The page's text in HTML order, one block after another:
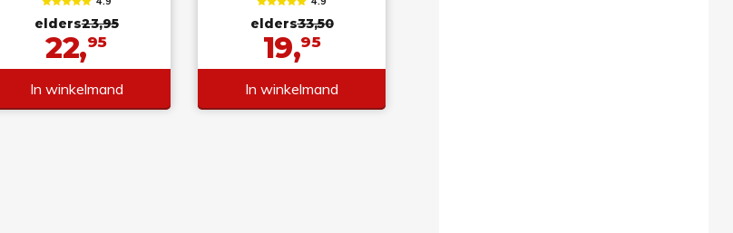
elders23,95
22,95
In winkelmand
elders33,50
19,95
In winkelmand